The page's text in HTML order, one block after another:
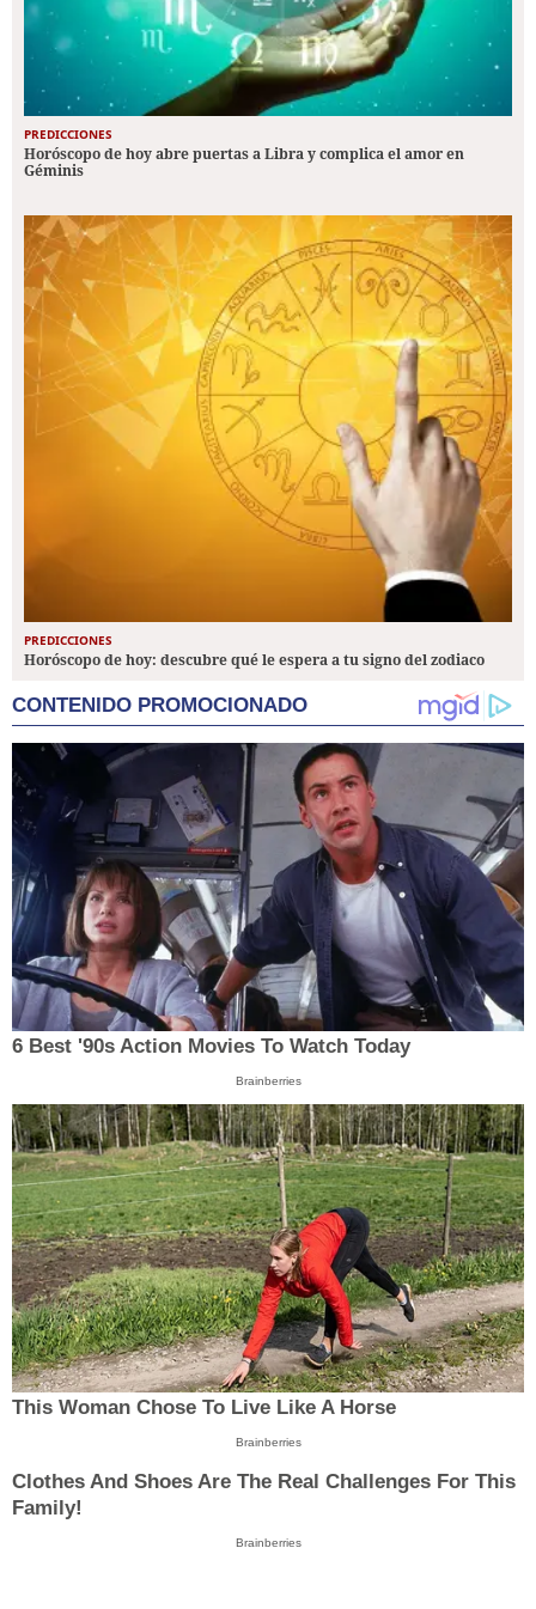
PREDICCIONES
Horóscopo de hoy abre puertas a Libra y complica el amor en
Géminis
PREDICCIONES
Horóscopo de hoy: descubre qué le espera a tu signo del zodiaco
CONTENIDO PROMOCIONADO
6 Best '90s Action Movies To Watch Today
Brainberries
This Woman Chose To Live Like A Horse
Brainberries
Clothes And Shoes Are The Real Challenges For This
Family!
Brainberries